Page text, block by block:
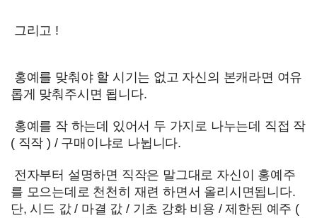
그리고 !
홍예를 맞춰야 할 시기는 없고 자신의 본캐라면 여유
롭게 맞춰주시면 됩니다.
홍예를 작 하는데 있어서 두 가지로 나누는데 직접 작
( 직작 ) / 구매이냐로 나뉩니다.
전자부터 설명하면 직작은 말그대로 자신이 홍예주
를 모으는데로 천천히 재련 하면서 올리시면됩니다.
단, 시드 값 / 마결 값 / 기초 강화 비용 / 제한된 예주 (